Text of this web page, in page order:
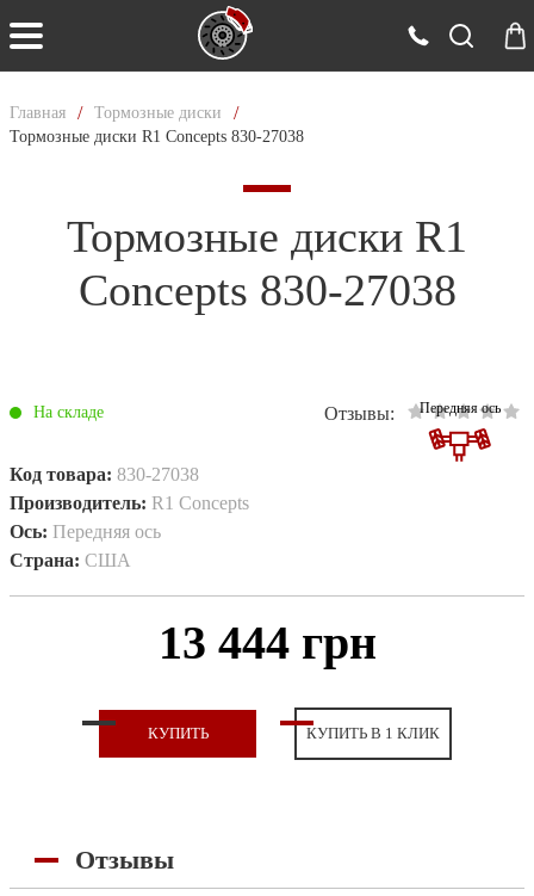
Главная / Тормозные диски /
Тормозные диски R1 Concepts 830-27038
Тормозные диски R1
Concepts 830-27038
Передняя ось
На складе Отзывы:
Код товара: 830-27038
Производитель: R1 Concepts
Ось: Передняя ось
Страна: США
13 444 грн
КУПИТЬ КУПИТЬ В 1 КЛИК
Отзывы